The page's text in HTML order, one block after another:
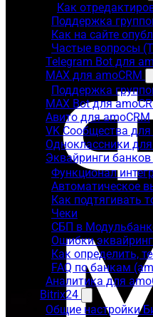
Как
Поддержка
Как на сайте
Частые вопросы
Telegram Bot для
MAX для amoCRM
Поддержка
MAX Bot для
Авито для amoCRM
VK Сообщества для
Одноклассники
Эквайринги
Функционал
Автоматическое
Как подтягивать
Чеки
СБП в
Ошибки
Как определить,
FAQ по банкам
Аналитика для
Bitrix24
Общие настройки